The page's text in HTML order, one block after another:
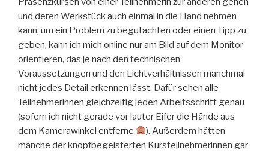
und deren Werkstück auch einmal in die Hand nehmen
kann, um ein Problem zu begutachten oder einen Tipp zu
geben, kann ich mich online nur am Bild auf dem Monitor
orientieren, das je nach den technischen
Voraussetzungen und den Lichtverhältnissen manchmal
nicht jedes Detail erkennen lässt. Dafür sehen alle
Teilnehmerinnen gleichzeitig jeden Arbeitsschritt genau
(sofern ich nicht gerade vor lauter Eifer die Hände aus
dem Kamerawinkel entferne
). Außerdem hätten
manche der knopfbegeisterten Kursteilnehmerinnen gar